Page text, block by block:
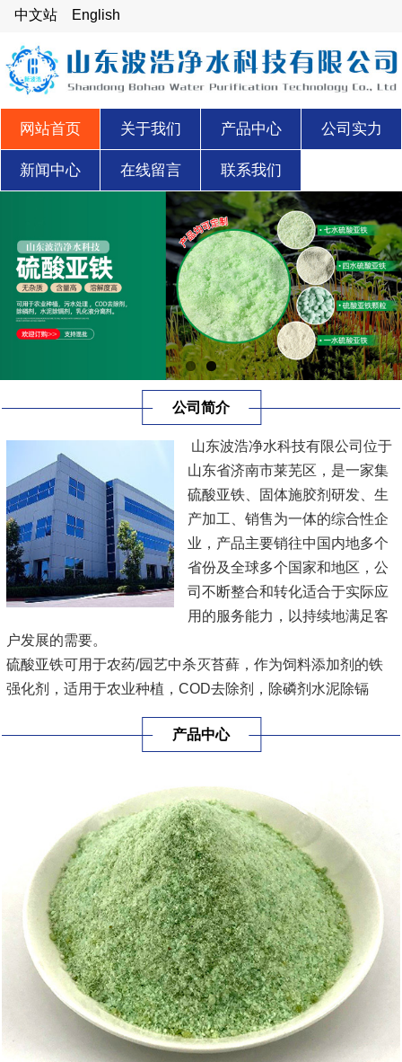
中文站 English
网站首页 关于我们 产品中心 公司实力
新闻中心 在线留言 联系我们
公司简介
山东波浩净水科技有限公司位于
山东省济南市莱芜区，是一家集
硫酸亚铁、固体施胶剂研发、生
产加工、销售为一体的综合性企
业，产品主要销往中国内地多个
省份及全球多个国家和地区，公
司不断整合和转化适合于实际应
用的服务能力，以持续地满足客
户发展的需要。
硫酸亚铁可用于农药/园艺中杀灭苔藓，作为饲料添加剂的铁
强化剂，适用于农业种植，COD去除剂，除磷剂水泥除镉
进行采购。
公司坚持“以人为本、服务至上”，以创新精神、奉献精神为前
[查看详情]
产品中心